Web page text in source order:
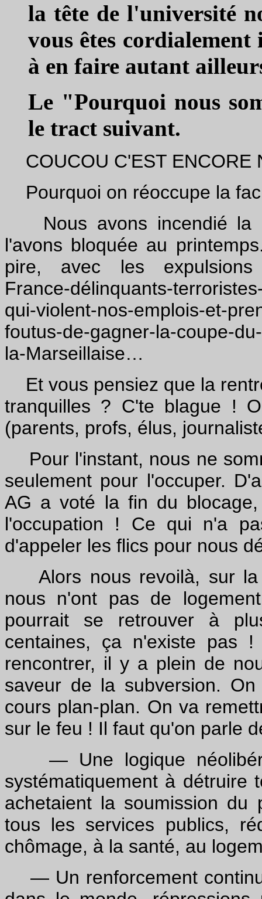
la tête de l'université
vous êtes
à en faire autant
Le "Pourquoi nous
le tract suivant.
COUCOU C'EST ENCORE
Pourquoi on réoccupe la
Nous avons incendié la
l'avons bloquée au
pire, avec les expulsions
France-délinquants-
qui-violent-nos-emplois-et-
foutus-de-gagner-la-coupe-
la-Marseillaise…
Et vous pensiez que la
tranquilles ? C'te blague !
(parents, profs, élus,
Pour l'instant, nous ne
seulement pour l'occuper.
AG a voté la fin du
l'occupation ! Ce qui n'a
d'appeler les flics pour nous
Alors nous revoilà, sur la
nous n'ont pas de
pourrait se retrouver à
centaines, ça n'existe pas
rencontrer, il y a plein de
saveur de la subversion.
cours plan-plan. On va
sur le feu ! Il faut qu'on parle
— Une logique
systématiquement à détruire
achetaient la soumission du
tous les services publics,
chômage, à la santé, au
— Un renforcement